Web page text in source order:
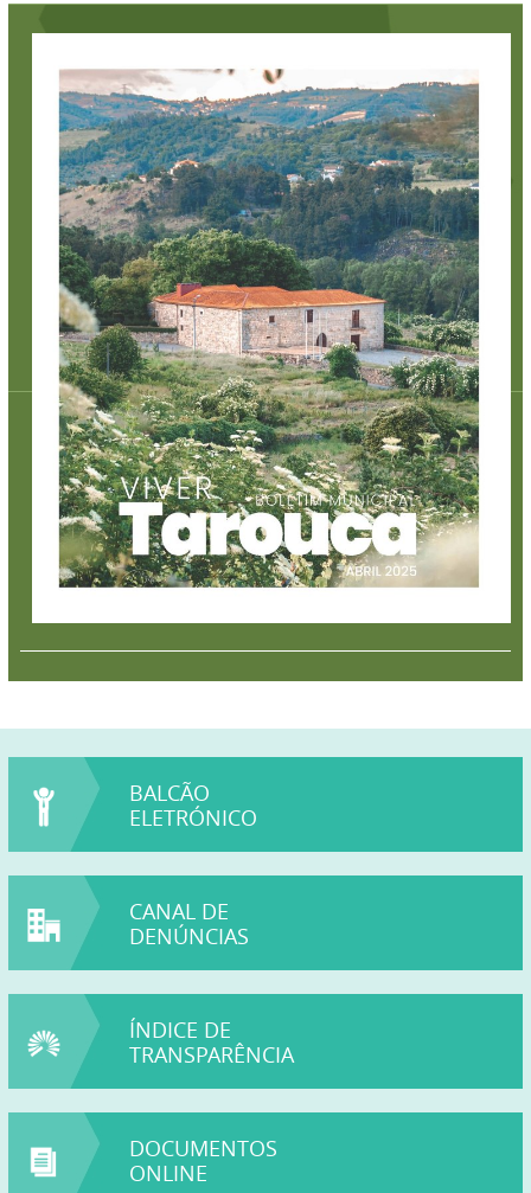
BALCÃO
ELETRÓNICO
CANAL DE
DENÚNCIAS
PERU
ÍNDICE DE
TRANSPARÊNCIA
DOCUMENTOS
ONLINE